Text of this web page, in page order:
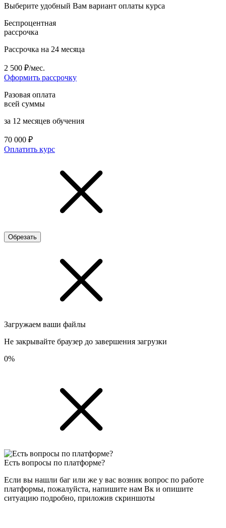
Выберите удобный Вам вариант оплаты курса
Беспроцентная
рассрочка
Рассрочка на 24 месяца
2 500 ₽/мес.
Оформить рассрочку
Разовая оплата
всей суммы
за 12 месяцев обучения
70 000 ₽
Оплатить курс
Обрезать
Загружаем ваши файлы
Не закрывайте браузер до завершения загрузки
0%
Есть вопросы по платформе?
Если вы нашли баг или же у вас возник вопрос по работе
платформы, пожалуйста, напишите нам Вк и опишите
ситуацию подробно, приложив скриншоты